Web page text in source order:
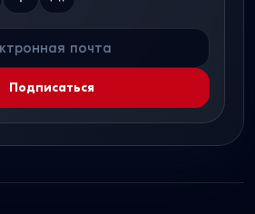
Подписаться